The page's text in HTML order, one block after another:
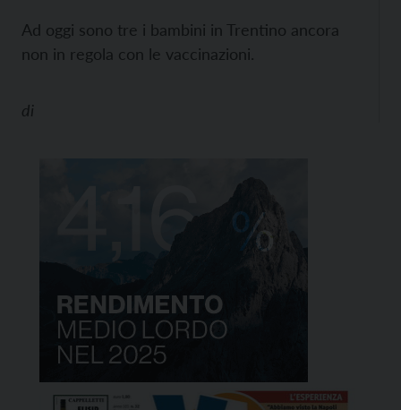
Ad oggi sono tre i bambini in Trentino ancora
non in regola con le vaccinazioni.
di